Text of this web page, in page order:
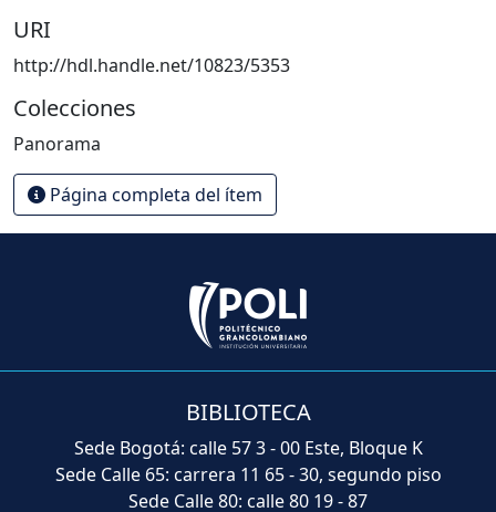
URI
http://hdl.handle.net/10823/5353
Colecciones
Panorama
Página completa del ítem
BIBLIOTECA
Sede Bogotá: calle 57 3 - 00 Este, Bloque K
Sede Calle 65: carrera 11 65 - 30, segundo piso
Sede Calle 80: calle 80 19 - 87